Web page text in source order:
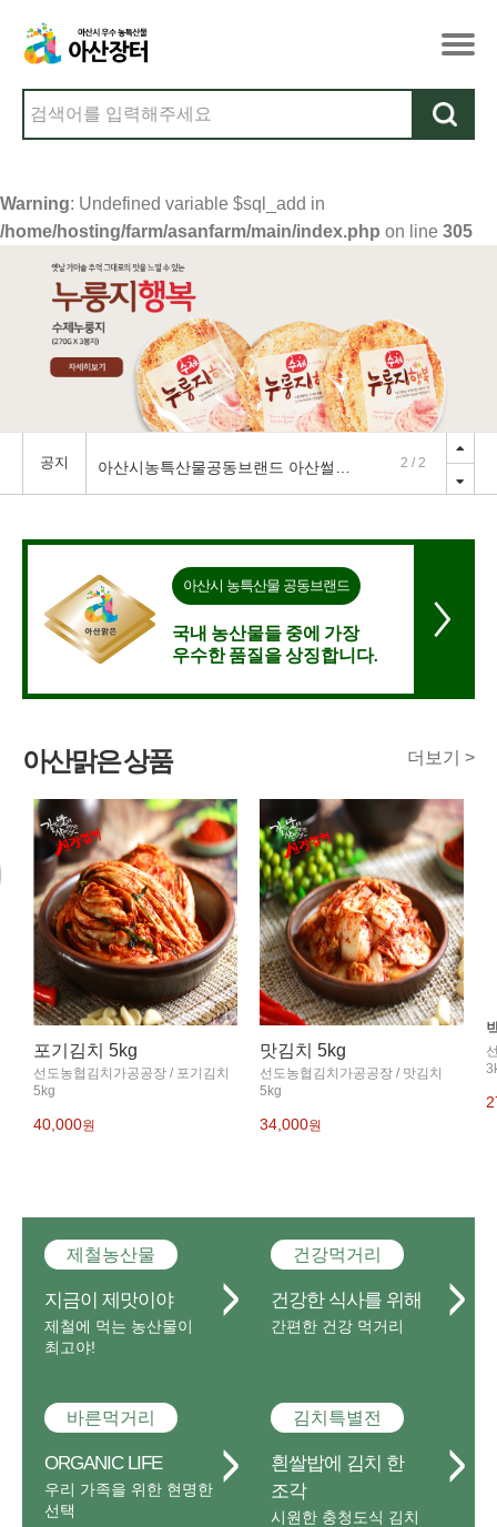
Warning: Undefined variable $sql_add in
/home/hosting/farm/asanfarm/main/index.php on line 305
공지
아산시농특산물공동브랜드 아산썰전-아산맑은감자편
1 /2
아산시 농특산물 공동브랜드
국내 농산물들 중에 가장
우수한 품질을 상징합니다.
아산맑은 상품 더보기 >
포기김치 5kg
선도농협김치가공공장 / 포기김치
5kg
40,000원
맛김치 5kg
선도농협김치가공공장 / 맛김치
5kg
34,000원
제철농산물
지금이 제맛이야
제철에 먹는 농산물이
최고야!
건강먹거리
건강한 식사를 위해
간편한 건강 먹거리
바른먹거리
ORGANIC LIFE
우리 가족을 위한 현명한
선택
김치특별전
흰쌀밥에 김치 한
조각
시원한 충청도식 김치